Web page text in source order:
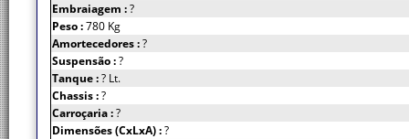
Embraiagem :?
Peso :780 Kg
Amortecedores :?
Suspensão :?
Tanque :? Lt.
Chassis :?
Carroçaria :?
Dimensões (CxLxA) :?